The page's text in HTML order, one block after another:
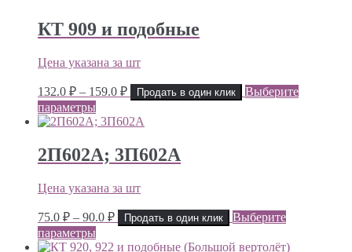
КТ 909 и подобные
Цена указана за шт
132.0 ₽ – 159.0 ₽Диапазон
цен:
132.0 ₽
159.0 ₽
Продать в один клик
Выберите
параметры
2П602А; 3П602А
Цена указана за шт
75.0 ₽ – 90.0 ₽Диапазон
цен:
75.0 ₽
Продать в один клик
Выберите
параметры